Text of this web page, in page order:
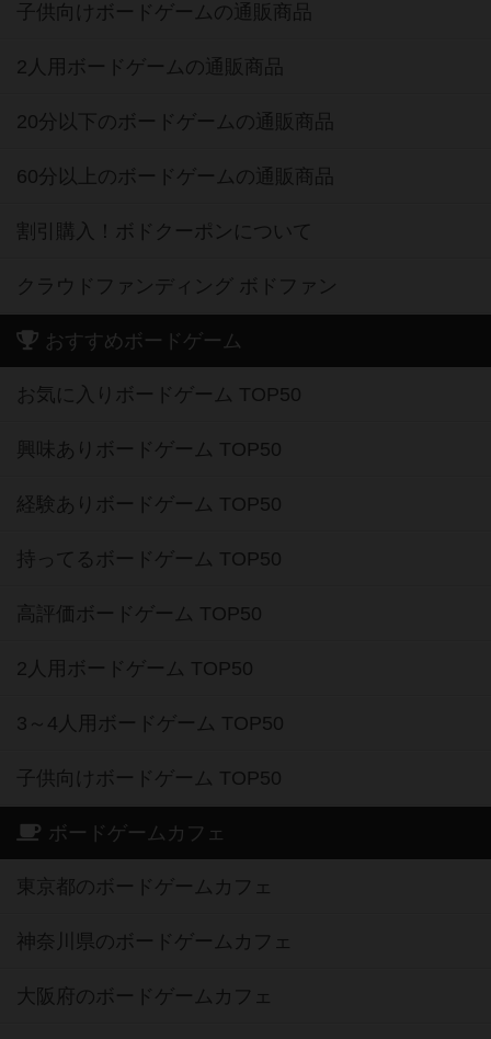
子供向けボードゲームの通販商品
2人用ボードゲームの通販商品
20分以下のボードゲームの通販商品
60分以上のボードゲームの通販商品
割引購入！ボドクーポンについて
クラウドファンディング ボドファン
おすすめボードゲーム
お気に入りボードゲーム TOP50
興味ありボードゲーム TOP50
経験ありボードゲーム TOP50
持ってるボードゲーム TOP50
高評価ボードゲーム TOP50
2人用ボードゲーム TOP50
3～4人用ボードゲーム TOP50
子供向けボードゲーム TOP50
ボードゲームカフェ
東京都のボードゲームカフェ
神奈川県のボードゲームカフェ
大阪府のボードゲームカフェ